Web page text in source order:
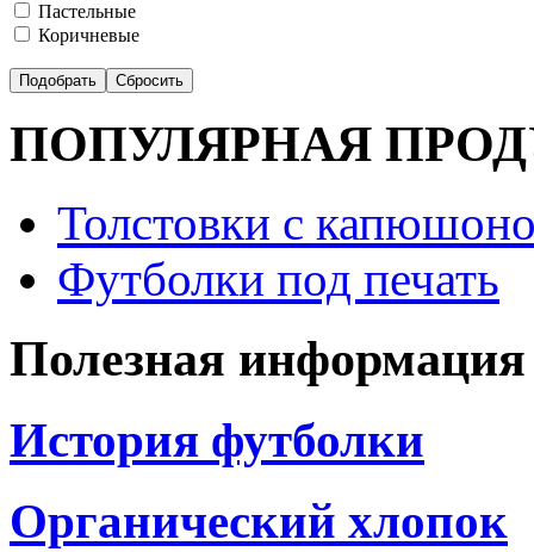
Пастельные
Коричневые
ПОПУЛЯРНАЯ
Толстовки с
Футболки под печать
Полезная информация
История футболки
Органический хлопок